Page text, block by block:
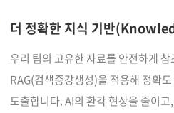
더 정확한 지식 기반
우리 팀의 고유한 자료를 안전하게 참
RAG(검색증강생성)을 적용해 정확
도출합니다. AI의 환각 현상을 줄이